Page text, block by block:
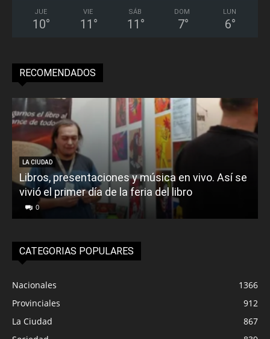
JUE
10°
VIE
11 °
SÁB
11 °
DOM
7°
LUN
6°
RECOMENDADOS
LA CIUDAD
Libros, presentaciones y música en vivo. Así se
vivió el primer día de la feria del libro
0
CATEGORIAS POPULARES
Nacionales
1366
Provinciales
912
La Ciudad
867